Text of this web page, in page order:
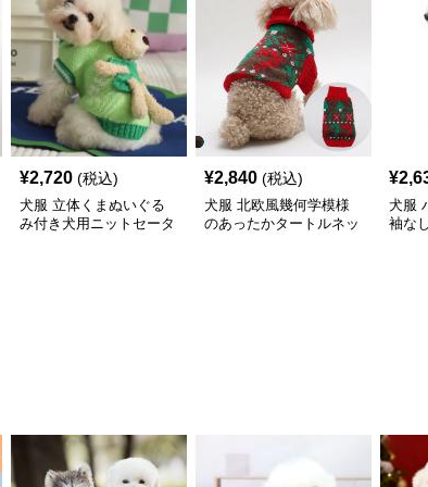
¥2,720 (税込)
犬服 立体くまぬいぐる
み付き犬用ニットセータ
¥2,840 (税込)
犬服 北欧風幾何学模様
のあったかタートルネッ
¥
犬服
袖な